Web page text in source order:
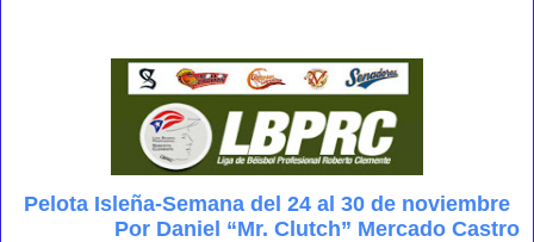
Pelota Isleña-Semana del 24 al 30 de noviembre
Por Daniel “Mr. Clutch” Mercado Castro